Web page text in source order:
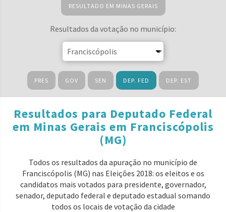
RESULTADO EM MINAS GERAIS
Resultados da votação no município:
PRES GOV SEN DEP. FED DEP. EST
Resultados para Deputado Federal
em Minas Gerais em Franciscópolis
(MG)
Todos os resultados da apuração no município de
Franciscópolis (MG) nas Eleições 2018: os eleitos e os
candidatos mais votados para presidente, governador,
senador, deputado federal e deputado estadual somando
todos os locais de votação da cidade